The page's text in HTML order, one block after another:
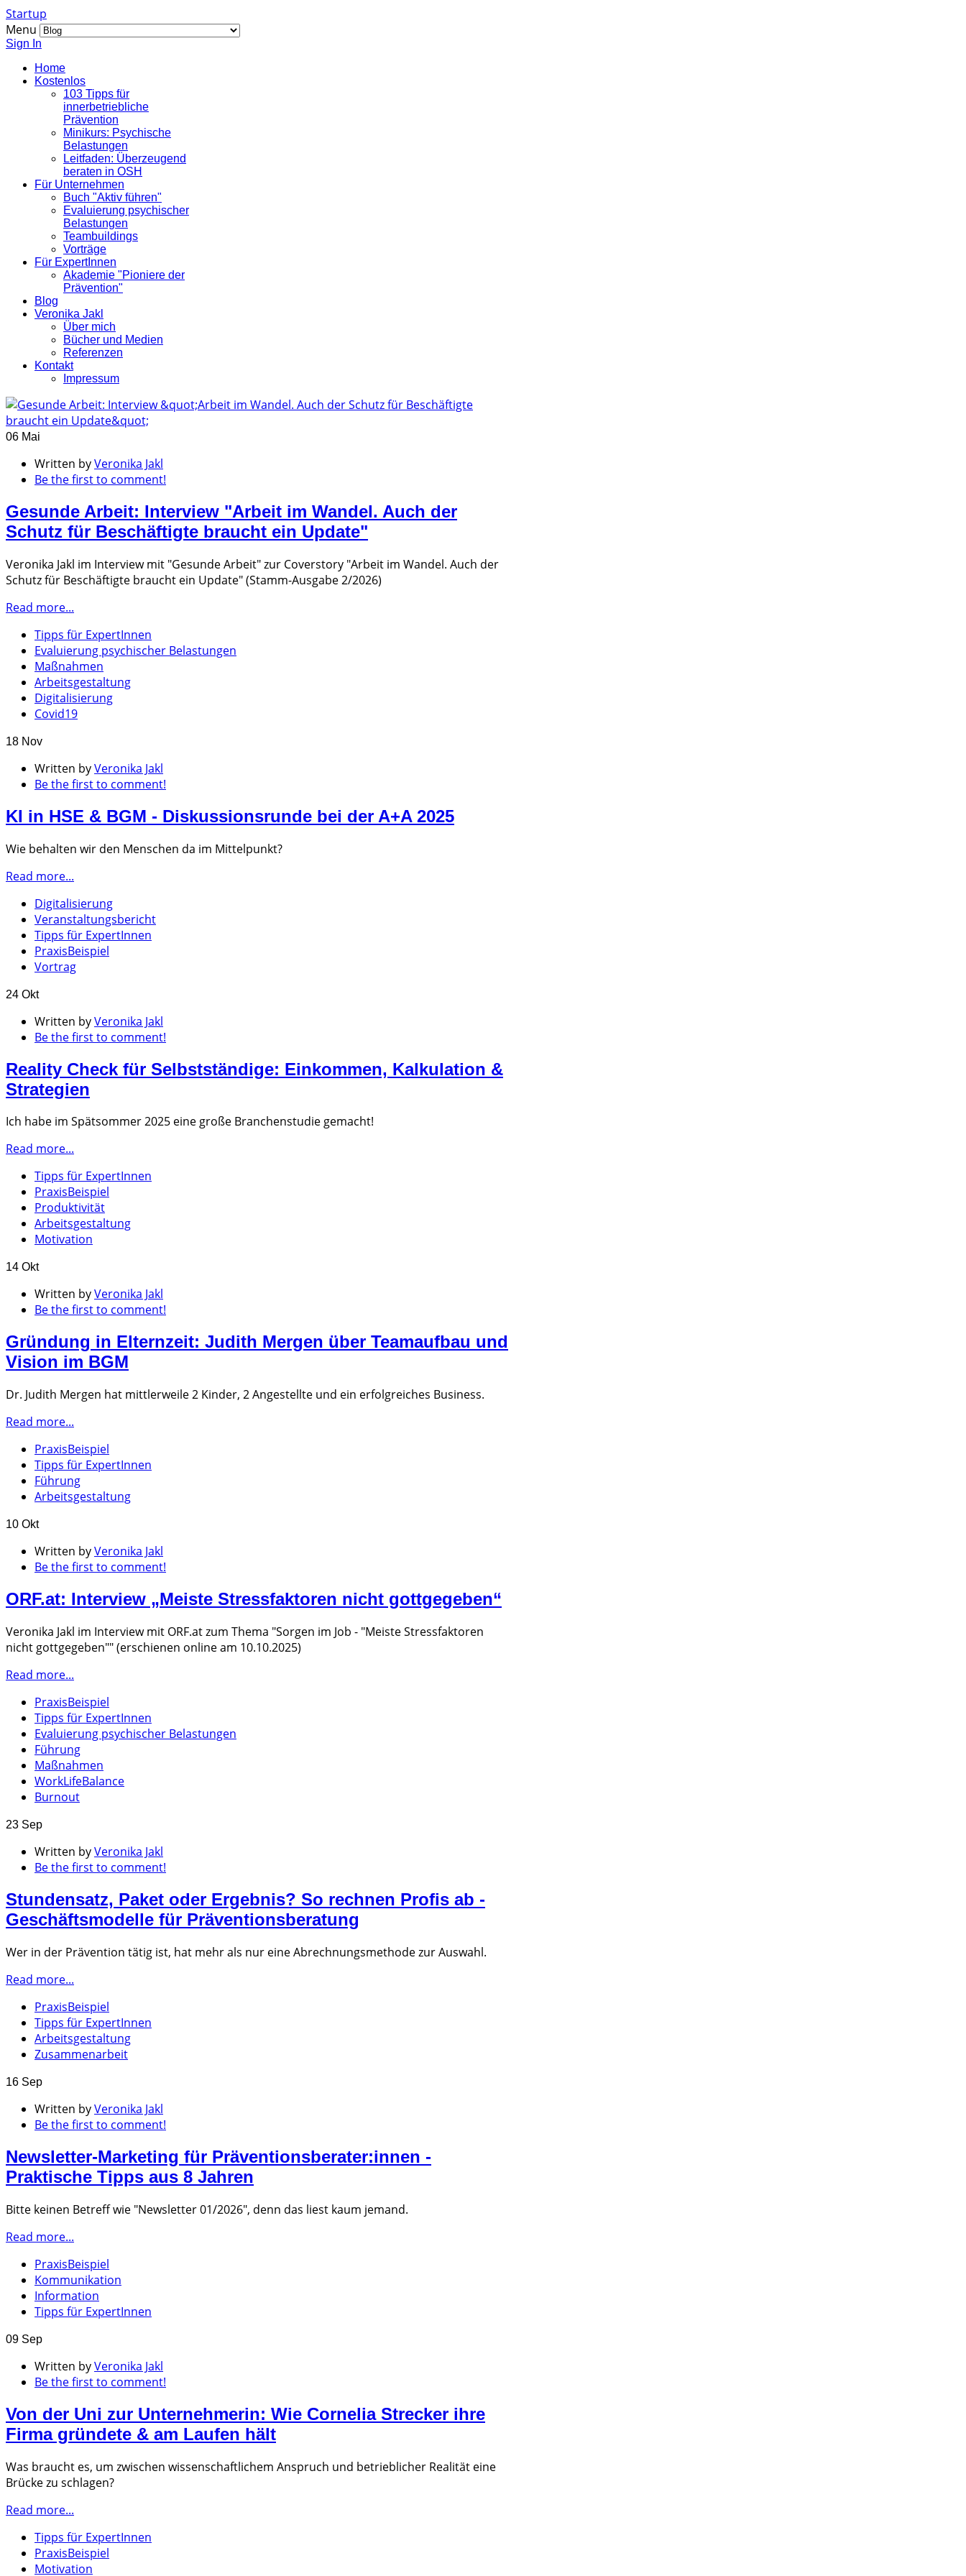
Startup
Menu
Sign In
Home
Kostenlos
103 Tipps für
innerbetriebliche
Prävention
Minikurs: Psychische
Belastungen
Leitfaden: Überzeugend
beraten in OSH
Für Unternehmen
Buch "Aktiv führen"
Evaluierung psychischer
Belastungen
Teambuildings
Vorträge
Für ExpertInnen
Akademie "Pioniere der
Prävention"
Blog
Veronika Jakl
Über mich
Bücher und Medien
Referenzen
Kontakt
Impressum
06 Mai
Written byVeronika Jakl
Be the first to comment!
Gesunde Arbeit: Interview "Arbeit im Wandel. Auch der
Schutz für Beschäftigte braucht ein Update"
Veronika Jakl im Interview mit "Gesunde Arbeit" zur Coverstory "Arbeit im Wandel. Auch der
Schutz für Beschäftigte braucht ein Update" (Stamm-Ausgabe 2/2026)
Read more...
Tipps für ExpertInnen
Evaluierung psychischer Belastungen
Maßnahmen
Arbeitsgestaltung
Digitalisierung
Covid19
18 Nov
Written byVeronika Jakl
Be the first to comment!
KI in HSE & BGM - Diskussionsrunde bei der A+A 2025
Wie behalten wir den Menschen da im Mittelpunkt?
Read more...
Digitalisierung
Veranstaltungsbericht
Tipps für ExpertInnen
PraxisBeispiel
Vortrag
24 Okt
Written byVeronika Jakl
Be the first to comment!
Reality Check für Selbstständige: Einkommen, Kalkulation &
Strategien
Ich habe im Spätsommer 2025 eine große Branchenstudie gemacht!
Read more...
Tipps für ExpertInnen
PraxisBeispiel
Produktivität
Arbeitsgestaltung
Motivation
14 Okt
Written byVeronika Jakl
Be the first to comment!
Gründung in Elternzeit: Judith Mergen über Teamaufbau und
Vision im BGM
Dr. Judith Mergen hat mittlerweile 2 Kinder, 2 Angestellte und ein erfolgreiches Business.
Read more...
PraxisBeispiel
Tipps für ExpertInnen
Führung
Arbeitsgestaltung
10 Okt
Written byVeronika Jakl
Be the first to comment!
ORF.at: Interview „Meiste Stressfaktoren nicht gottgegeben“
Veronika Jakl im Interview mit ORF.at zum Thema "Sorgen im Job - "Meiste Stressfaktoren
nicht gottgegeben"" (erschienen online am 10.10.2025)
Read more...
PraxisBeispiel
Tipps für ExpertInnen
Evaluierung psychischer Belastungen
Führung
Maßnahmen
WorkLifeBalance
Burnout
23 Sep
Written byVeronika Jakl
Be the first to comment!
Stundensatz, Paket oder Ergebnis? So rechnen Profis ab -
Geschäftsmodelle für Präventionsberatung
Wer in der Prävention tätig ist, hat mehr als nur eine Abrechnungsmethode zur Auswahl.
Read more...
PraxisBeispiel
Tipps für ExpertInnen
Arbeitsgestaltung
Zusammenarbeit
16 Sep
Written byVeronika Jakl
Be the first to comment!
Newsletter-Marketing für Präventionsberater:innen -
Praktische Tipps aus 8 Jahren
Bitte keinen Betreff wie "Newsletter 01/2026", denn das liest kaum jemand.
Read more...
PraxisBeispiel
Kommunikation
Information
Tipps für ExpertInnen
09 Sep
Written byVeronika Jakl
Be the first to comment!
Von der Uni zur Unternehmerin: Wie Cornelia Strecker ihre
Firma gründete & am Laufen hält
Was braucht es, um zwischen wissenschaftlichem Anspruch und betrieblicher Realität eine
Brücke zu schlagen?
Read more...
Tipps für ExpertInnen
PraxisBeispiel
Motivation